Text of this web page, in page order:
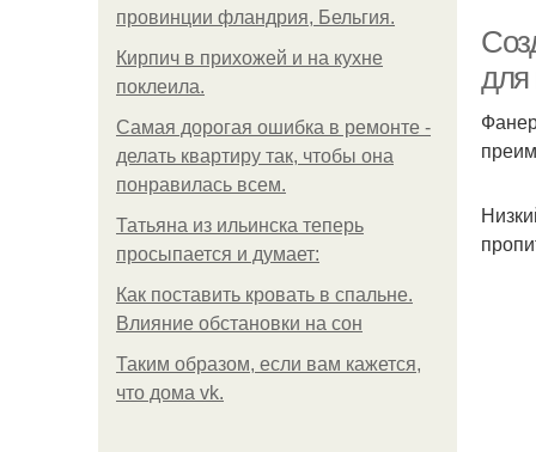
провинции фландрия, Бельгия.
Кирпич в прихожей и на кухне
поклеила.
Самая дорогая ошибка в ремонте -
делать квартиру так, чтобы она
понравилась всем.
Татьяна из ильинска теперь
просыпается и думает:
Как поставить кровать в спальне.
Влияние обстановки на сон
Таким образом, если вам кажется,
что дома vk.